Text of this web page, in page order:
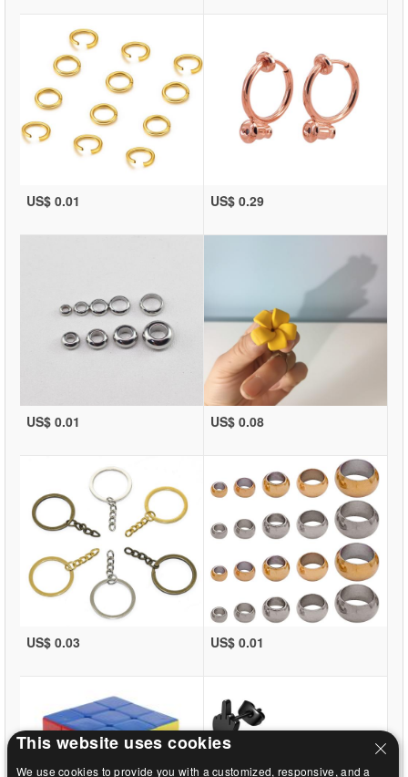
US$ 0.01 US$ 0.29
US$ 0.01 US$ 0.08
US$ 0.03 US$ 0.01
This website uses cookies
We use cookies to provide you with a customized, responsive, and a